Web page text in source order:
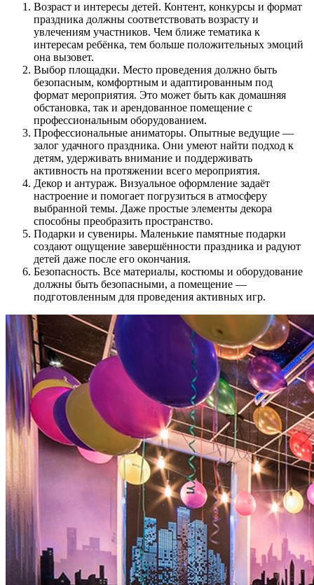
Возраст и интересы детей. Контент, конкурсы и формат
праздника должны соответствовать возрасту и
увлечениям участников. Чем ближе тематика к
интересам ребёнка, тем больше положительных эмоций
она вызовет.
Выбор площадки. Место проведения должно быть
безопасным, комфортным и адаптированным под
формат мероприятия. Это может быть как домашняя
обстановка, так и арендованное помещение с
профессиональным оборудованием.
Профессиональные аниматоры. Опытные ведущие —
залог удачного праздника. Они умеют найти подход к
детям, удерживать внимание и поддерживать
активность на протяжении всего мероприятия.
Декор и антураж. Визуальное оформление задаёт
настроение и помогает погрузиться в атмосферу
выбранной темы. Даже простые элементы декора
способны преобразить пространство.
Подарки и сувениры. Маленькие памятные подарки
создают ощущение завершённости праздника и радуют
детей даже после его окончания.
Безопасность. Все материалы, костюмы и оборудование
должны быть безопасными, а помещение —
подготовленным для проведения активных игр.